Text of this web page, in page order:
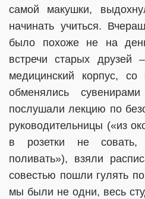
самой макушки,
начинать учиться.
было похоже не на
встречи старых
медицинский корпус, со
обменялись
послушали лекцию по
руководительницы («из
в розетки не
поливать»), взяли
совестью пошли гулять
мы были не одни, весь